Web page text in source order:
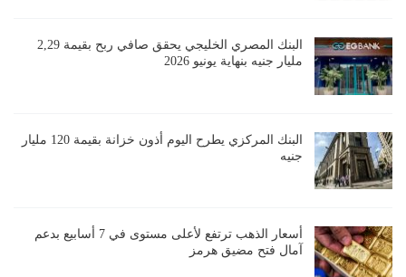
البنك المصري الخليجي يحقق صافي ربح بقيمة 2,29
مليار جنيه بنهاية يونيو 2026
البنك المركزي يطرح اليوم أذون خزانة بقيمة 120 مليار
جنيه
أسعار الذهب ترتفع لأعلى مستوى في 7 أسابيع بدعم
آمال فتح مضيق هرمز